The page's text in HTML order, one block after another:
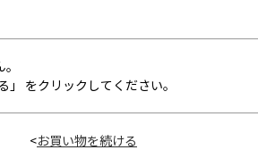
をクリックしてください。
<